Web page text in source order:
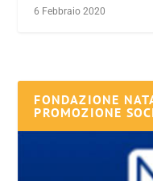
6 Febbraio 2020
FONDAZIONE
PROMOZIONE